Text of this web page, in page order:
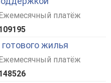
платёж
жилья
платёж